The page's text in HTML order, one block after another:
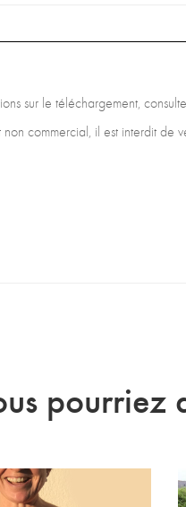
sur le téléchargement,
commercial, il est interdit
pourriez